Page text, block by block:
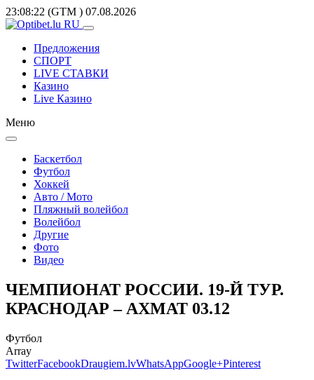
23:08:22 (GTM ) 07.08.2026
Предложения
СПОРТ
LIVE СТАВКИ
Казино
Live Казино
Меню
Баскетбол
Футбол
Хоккей
Авто / Мото
Пляжный волейбол
Волейбол
Другие
Фото
Видео
ЧЕМПИОНАТ РОССИИ. 19-Й ТУР.
КРАСНОДАР – АХМАТ 03.12
Футбол
Array
TwitterFacebookDraugiem.lvWhatsAppGoogle+Pinterest